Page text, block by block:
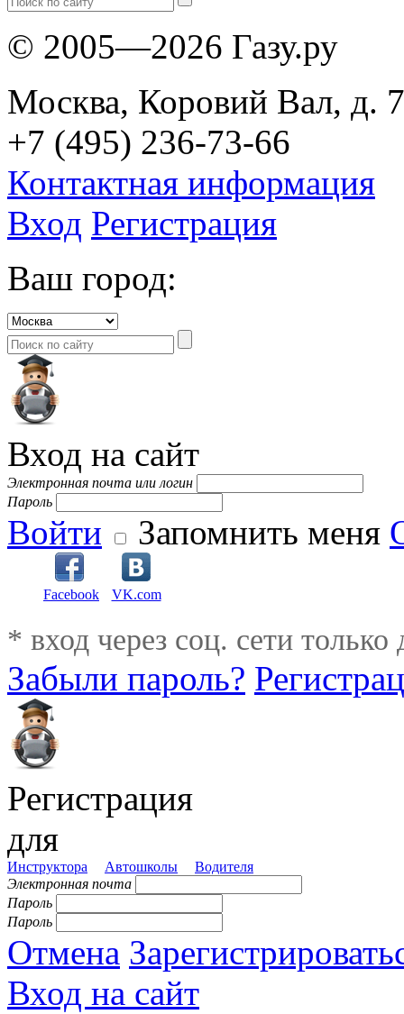
© 2005—2026 Газу.ру
Москва, Коровий Вал, д.
+7 (495) 236-73-66
Контактная информация
Вход Регистрация
Ваш город:
Вход на сайт
Электронная почта или логин
Пароль
Войти Запомнить меня
Facebook VK.com
* вход через соц. сети
Забыли пароль?
Регистрация
для
Инструктора Автошколы
Водителя
Электронная почта
Пароль
Пароль
Отмена
Вход на сайт